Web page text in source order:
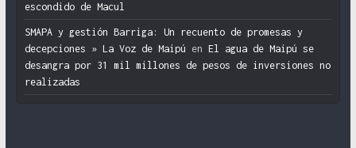
escondido de Macul
SMAPA y gestión Barriga: Un recuento de promesas y
decepciones » La Voz de Maipú en El agua de Maipú se
desangra por 31 mil millones de pesos de inversiones no
realizadas